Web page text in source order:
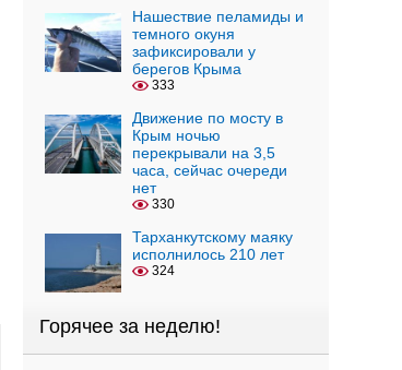
Нашествие пеламиды и
темного окуня
зафиксировали у
берегов Крыма
333
Движение по мосту в
Крым ночью
перекрывали на 3,5
часа, сейчас очереди
нет
330
Тарханкутскому маяку
исполнилось 210 лет
324
Горячее за неделю!